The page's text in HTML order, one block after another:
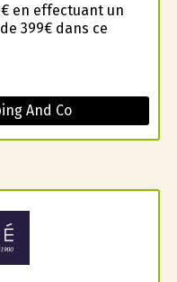
en effectuant un
399€ dans ce
And Co